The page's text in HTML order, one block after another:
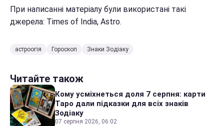
При написанні матеріалу були використані такі
джерела: Times of India, Astro.
астроогія Гороскоп Знаки Зодіаку
Читайте також
Кому усміхнеться доля 7 серпня: карти
Таро дали підказки для всіх знаків
Зодіаку
07 серпня 2026, 06:02